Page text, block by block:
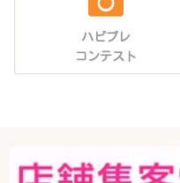
ハピプレ
コンテスト